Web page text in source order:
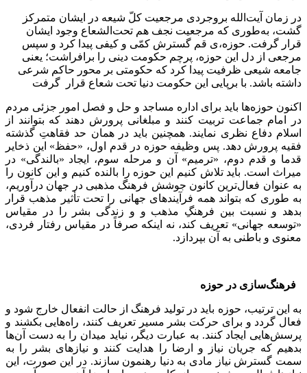
در زمان آیت‌الله بروجردی مرجعیت کلّ شیعه در ایشان متمرکز
گشت، به‌طوری که مرجعیت نجف هم تحت‌الشعاع وجود ایشان
قرار گرفت. حوزه،‌ی قم گسترش کمّی و کیفی پیدا کرد و سپس
مرجعی از دل این حوزه، پرچم حکومت دینی را برافراشت؛ یعنی
جامعه شیعی ظرفیت پیدا کرد که حکومتی بر محور حاکم شرعی
داشته باشد. با برپایی این حکومت دنیا تحت شعاع قرار گرفت
اکنون حوزه‌ها باید برای اداره مساجد و حل و فصل امور جزئی مردم
در امام جماعت تربیت کنند و مبلغانی پرورش دهند که بتوانند از
اسلام دفاع نظری نمایند. همچنین باید در همان حد فقاهتِ گذشته
فقیه پرورش دهد. پس وظیفه حوزه در قدم اول، «حفظ» این ذخایر
قدما و قدم دوم، «ترمیم» آن و مرحله سوم، ایجاد «بالندگی» در
میراث است. باید تلاش کنیم این حوزه را بالنده کنیم و این کانون را
به عنوان فعال‌ترین کانون جوشش فرهنگ مذهبی در جهان درآوریم،
به طوری که بتواند همه فرآیندهای جهانی را تحت تأثیر مذهب قرار
بدهد و نسبت بین فرهنگِ مذهب و و زندگی بشر را در مقیاس
«توسعه جهانی» تعریف کند، نه اینکه صرفاً در مقیاس رفتار فردی،
معنوی و باطنی به آن بپردازد.
فرهنگ‌سازی در حوزه
به این ترتیب، حوزه باید در تولید فرهنگ از حالت انفعال خارج شود و
فعال گردد و برای حرکت بشر مسیر تعریف کنند، راه‌هایی بکشند و
پرسش‌هایی ایجاد کنند. به عبارت دیگر، نباید میدان را به دست آن‌ها
بدهیم که جریان نیاز و ارضا را هدایت کنند و نیازهای بشر را به
سمت گسترش نیاز مادی به دنیا رهنمون سازند. در این صورت، این